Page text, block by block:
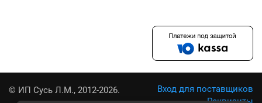
© ИП Сусь Л.М., 2012-2026.
Вход для поставщиков